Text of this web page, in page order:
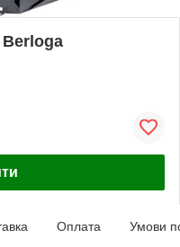
Оплата Умови